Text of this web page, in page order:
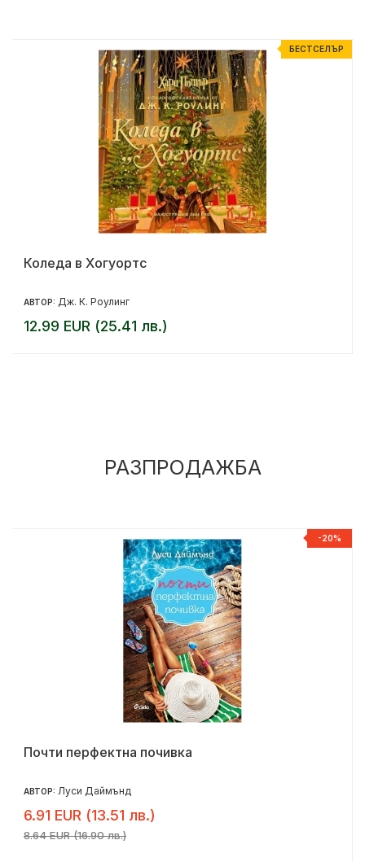
БЕСТСЕЛЪР
Коледа в Хогуортс
АВТОР: Дж. К. Роулинг
12.99 EUR (25.41 лв.)
РАЗПРОДАЖБА
-20%
Почти перфектна почивка
АВТОР: Луси Даймънд
6.91 EUR (13.51 лв.)
8.64 EUR (16.90 лв.)